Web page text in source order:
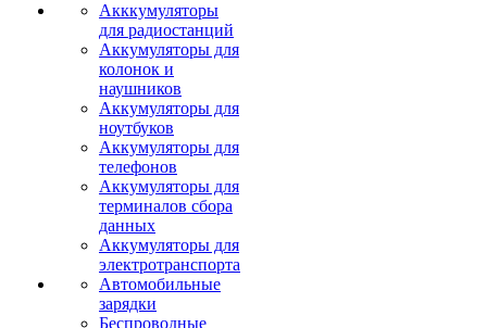
Акккумуляторы
для радиостанций
Аккумуляторы для
колонок и
наушников
Аккумуляторы для
ноутбуков
Аккумуляторы для
телефонов
Аккумуляторы для
терминалов сбора
данных
Аккумуляторы для
электротранспорта
Автомобильные
зарядки
Беспроводные